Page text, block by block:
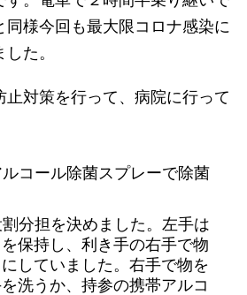
同様今回も最大限コロナ感染に
た。
対策を行って、病院に行って
コール除菌スプレーで除菌
分担を決めました。左手は
保持し、利き手の右手で物
していました。右手で物を
洗うか、持参の携帯アルコ